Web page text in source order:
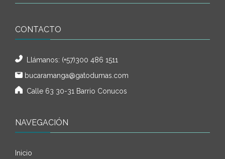
CONTACTO
Llámanos: (+57)300 486 1511
bucaramanga@gatodumas.com
Calle 63 30-31 Barrio Conucos
NAVEGACIÓN
Inicio